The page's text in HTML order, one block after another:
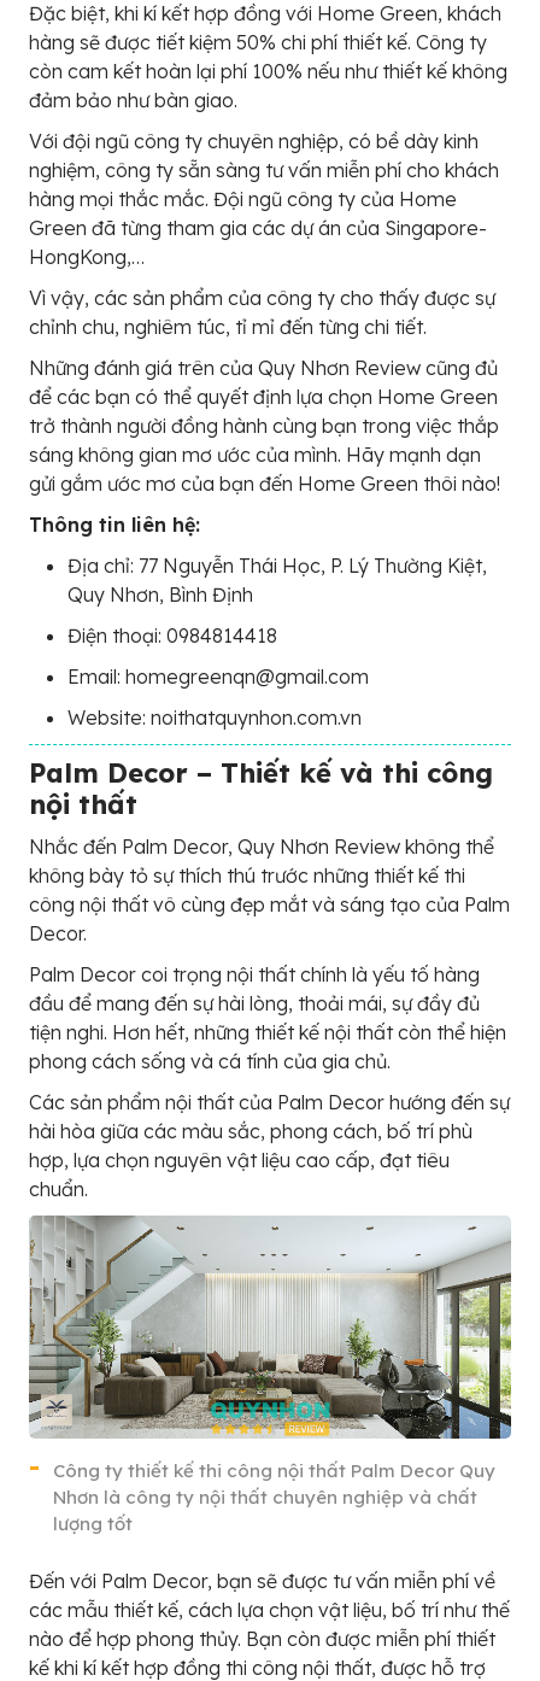
Đặc biệt, khi kí kết hợp đồng với Home Green, khách
hàng sẽ được tiết kiệm 50% chi phí thiết kế. Công ty
còn cam kết hoàn lại phí 100% nếu như thiết kế không
đảm bảo như bàn giao.
Với đội ngũ công ty chuyên nghiệp, có bề dày kinh
nghiệm, công ty sẵn sàng tư vấn miễn phí cho khách
hàng mọi thắc mắc. Đội ngũ công ty của Home
Green đã từng tham gia các dự án của Singapore-
HongKong,…
Vì vậy, các sản phẩm của công ty cho thấy được sự
chỉnh chu, nghiêm túc, tỉ mỉ đến từng chi tiết.
Những đánh giá trên của Quy Nhơn Review cũng đủ
để các bạn có thể quyết định lựa chọn Home Green
trở thành người đồng hành cùng bạn trong việc thắp
sáng không gian mơ ước của mình. Hãy mạnh dạn
gửi gắm ước mơ của bạn đến Home Green thôi nào!
Thông tin liên hệ:
Địa chỉ: 77 Nguyễn Thái Học, P. Lý Thường Kiệt,
Quy Nhơn, Bình Định
Điện thoại: 0984814418
Email: homegreenqn@gmail.com
Website: noithatquynhon.com.vn
Palm Decor – Thiết kế và thi công
nội thất
Nhắc đến Palm Decor, Quy Nhơn Review không thể
không bày tỏ sự thích thú trước những thiết kế thi
công nội thất vô cùng đẹp mắt và sáng tạo của Palm
Decor.
Palm Decor coi trọng nội thất chính là yếu tố hàng
đầu để mang đến sự hài lòng, thoải mái, sự đầy đủ
tiện nghi. Hơn hết, những thiết kế nội thất còn thể hiện
phong cách sống và cá tính của gia chủ.
Các sản phẩm nội thất của Palm Decor hướng đến sự
hài hòa giữa các màu sắc, phong cách, bố trí phù
hợp, lựa chọn nguyên vật liệu cao cấp, đạt tiêu
chuẩn.
Công ty thiết kế thi công nội thất Palm Decor Quy
Nhơn là công ty nội thất chuyên nghiệp và chất
lượng tốt
Đến với Palm Decor, bạn sẽ được tư vấn miễn phí về
các mẫu thiết kế, cách lựa chọn vật liệu, bố trí như thế
nào để hợp phong thủy. Bạn còn được miễn phí thiết
kế khi kí kết hợp đồng thi công nội thất, được hỗ trợ